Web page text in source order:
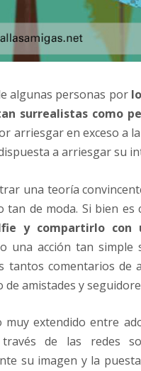
algunas personas por
surrealistas como
arriesgar en exceso a
a arriesgar su
una teoría
tan de moda. Si bien es
y compartirlo con
una acción tan
tantos comentarios de
amistades y
muy extendido entre
de las redes
su imagen y la